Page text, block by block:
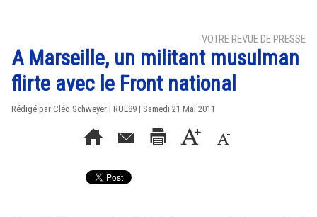
VOTRE REVUE DE PRESSE
A Marseille, un militant musulman
flirte avec le Front national
Rédigé par Cléo Schweyer | RUE89 | Samedi 21 Mai 2011